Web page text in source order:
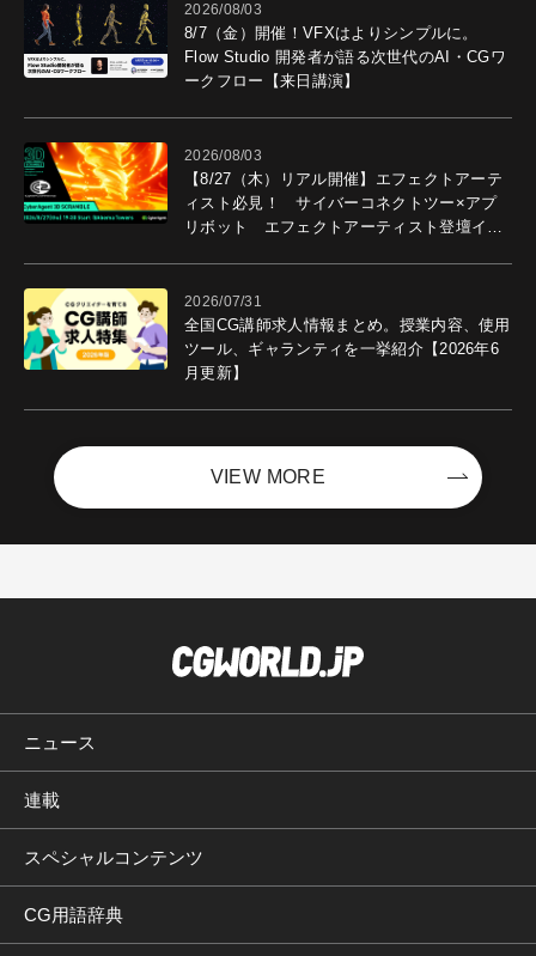
2026/08/03
8/7（金）開催！VFXはよりシンプルに。
Flow Studio 開発者が語る次世代のAI・CGワ
ークフロー【来日講演】
2026/08/03
【8/27（木）リアル開催】エフェクトアーテ
ィスト必見！ サイバーコネクトツー×アプ
リボット エフェクトアーティスト登壇イベ
2026/07/31
全国CG講師求人情報まとめ。授業内容、使用
ツール、ギャランティを一挙紹介【2026年6
月更新】
VIEW MORE
ニュース
連載
スペシャルコンテンツ
CG用語辞典